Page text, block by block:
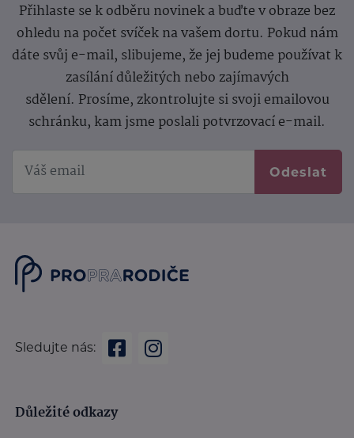
Přihlaste se k odběru novinek a buďte v obraze bez
ohledu na počet svíček na vašem dortu. Pokud nám
dáte svůj e-mail, slibujeme, že jej budeme používat k
zasílání důležitých nebo zajímavých
sdělení. Prosíme, zkontrolujte si svoji emailovou
schránku, kam jsme poslali potvrzovací e-mail.
Odeslat
Sledujte nás:
Důležité odkazy